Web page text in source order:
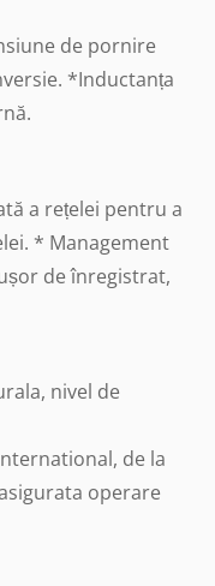
de pornire
*Inductanța
a rețelei pentru a
* Management
de înregistrat,
nivel de
de la
operare